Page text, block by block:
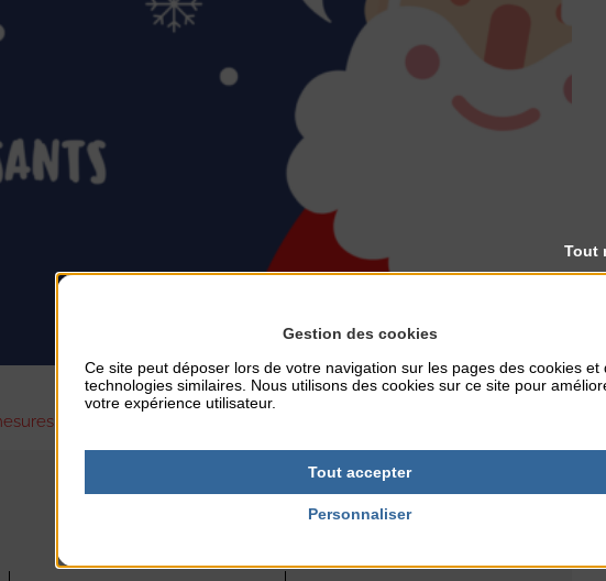
gouvernementales, le marché de noël est annulé.
Gestion des cookies
Ce site peut déposer lors de votre navigation sur les pages des cookies et
technologies similaires. Nous utilisons des cookies sur ce site pour
votre expérience utilisateur.
Tout accepter
Tout
Personnaliser